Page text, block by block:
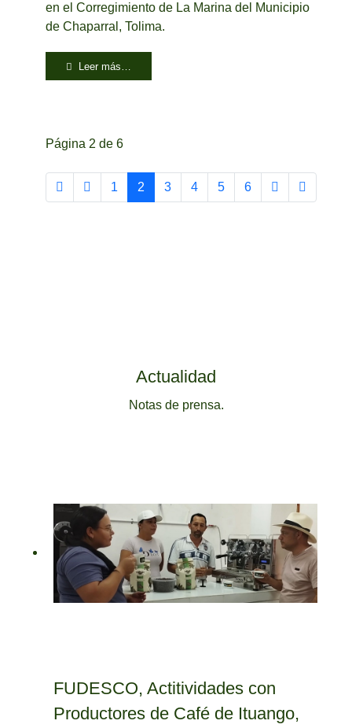
en el Corregimiento de La Marina del Municipio
de Chaparral, Tolima.
Leer más…
Página 2 de 6
1 2 3 4 5 6
Actualidad
Notas de prensa.
FUDESCO, Actitividades con
Productores de Café de Ituango,